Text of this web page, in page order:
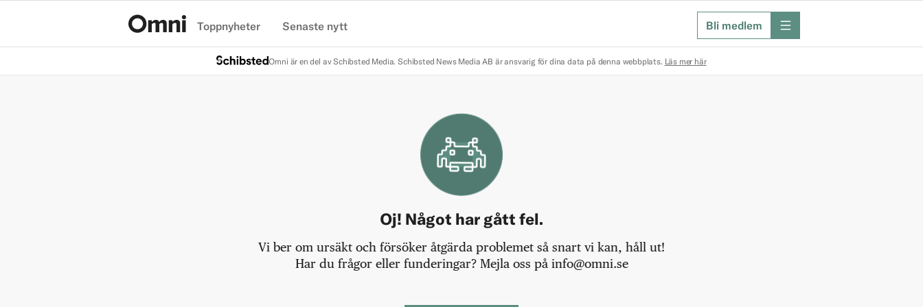
Toppnyheter Senaste nytt Bli medlem meny
Omni är en del av Schibsted Media. Schibsted News Media AB är ansvarig för dina data på denna webbplats. Läs mer här
Oj! Något har gått fel.
Vi ber om ursäkt och försöker åtgärda problemet så snart vi kan, håll ut!
Har du frågor eller funderingar? Mejla oss på info@omni.se